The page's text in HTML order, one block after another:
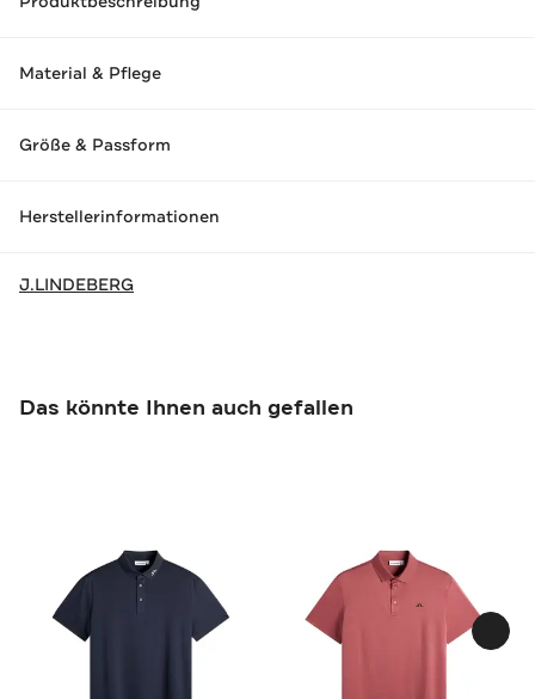
Material & Pflege
Größe & Passform
Herstellerinformationen
J.LINDEBERG
Das könnte Ihnen auch gefallen